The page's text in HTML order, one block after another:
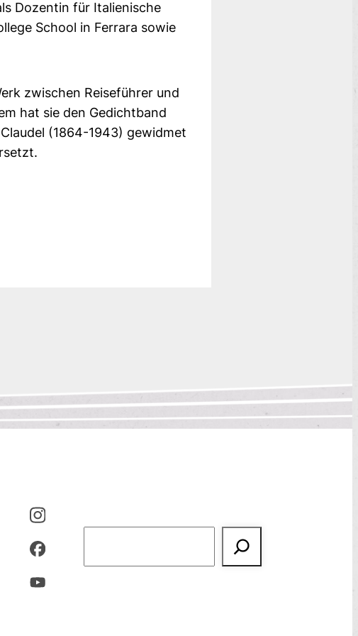
Dozentin für Italienische
School in Ferrara sowie
zwischen Reiseführer und
hat sie den Gedichtband
(1864-1943) gewidmet